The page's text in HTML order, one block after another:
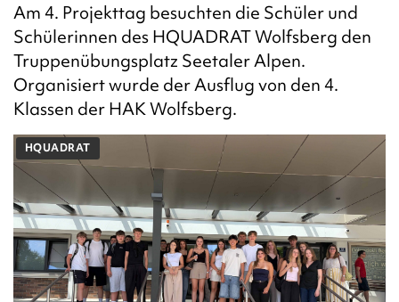
Am 4. Projekttag besuchten die Schüler und
Schülerinnen des HQUADRAT Wolfsberg den
Truppenübungsplatz Seetaler Alpen.
Organisiert wurde der Ausflug von den 4.
Klassen der HAK Wolfsberg.
HQUADRAT